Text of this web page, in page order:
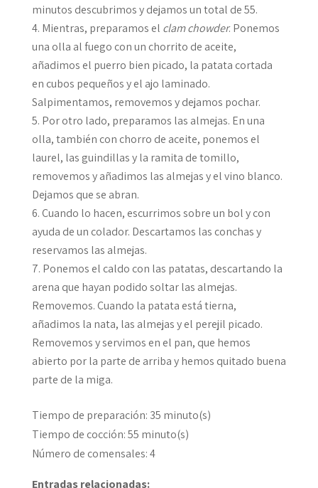
minutos descubrimos y dejamos un total de 55.
Mientras, preparamos el clam chowder. Ponemos
una olla al fuego con un chorrito de aceite,
añadimos el puerro bien picado, la patata cortada
en cubos pequeños y el ajo laminado.
Salpimentamos, removemos y dejamos pochar.
Por otro lado, preparamos las almejas. En una
olla, también con chorro de aceite, ponemos el
laurel, las guindillas y la ramita de tomillo,
removemos y añadimos las almejas y el vino blanco.
Dejamos que se abran.
Cuando lo hacen, escurrimos sobre un bol y con
ayuda de un colador. Descartamos las conchas y
reservamos las almejas.
Ponemos el caldo con las patatas, descartando la
arena que hayan podido soltar las almejas.
Removemos. Cuando la patata está tierna,
añadimos la nata, las almejas y el perejil picado.
Removemos y servimos en el pan, que hemos
abierto por la parte de arriba y hemos quitado buena
parte de la miga.
Tiempo de preparación: 35 minuto(s)
Tiempo de cocción:55 minuto(s)
Número de comensales:4
Entradas relacionadas: